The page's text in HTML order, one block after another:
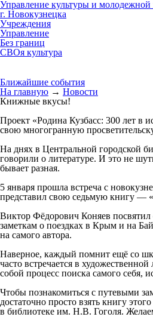
Управление культуры и
г. Новокузнецка
Учреждения
Управление
Без границ
СВОя культура
Ближайшие события
На главную → Новости
Книжные вкусы!
Проект «Родина Кузбасс: 300 лет в
свою многогранную
На днях в Центральной городской
говорили о литературе. И это не
бывает разная.
5 января прошла встреча с
представил свою седьмую книгу —
Виктор Фёдорович Коняев
заметкам о поездках в Крым и на
на самого автора.
Наверное, каждый помнит ещё со
часто встречается в
собой процесс поиска самого себя,
Чтобы познакомиться с путевыми
достаточно просто взять книгу
в библиотеке им. Н.В. Гоголя.